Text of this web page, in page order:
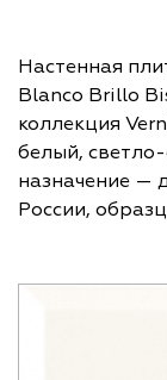
Настенная
Blanco Brillo
коллекция
белый,
назначение —
России,